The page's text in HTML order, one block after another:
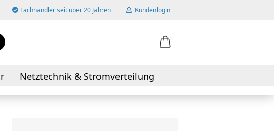
Fachhändler seit über 20 Jahren Kundenlogin
Passwort
Suche...
Netztechnik & Stromverteilung